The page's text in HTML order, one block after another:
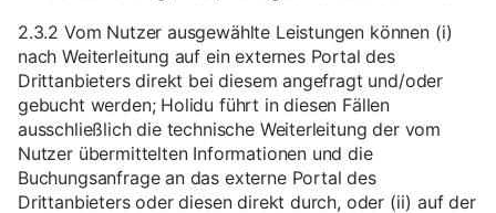
2.3.2 Vom Nutzer ausgewählte Leistungen können (i)
nach Weiterleitung auf ein externes Portal des
Drittanbieters direkt bei diesem angefragt und/oder
gebucht werden; Holidu führt in diesen Fällen
ausschließlich die technische Weiterleitung der vom
Nutzer übermittelten Informationen und die
Buchungsanfrage an das externe Portal des
Drittanbieters oder diesen direkt durch, oder (ii) auf der